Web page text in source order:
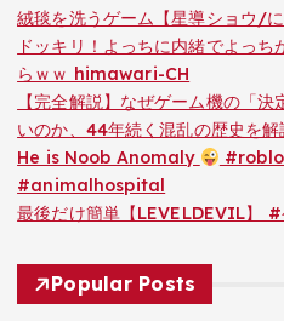
絨毯を洗うゲーム【星導ショウ/に
ドッキリ！よっちに内緒でよっ
らｗｗ himawari-CH
【完全解説】なぜゲーム機の「
いのか、44年続く混乱の歴史を解
He is Noob Anomaly
#animalhospital
最後だけ簡単【LEVELDEVIL】
Popular Posts